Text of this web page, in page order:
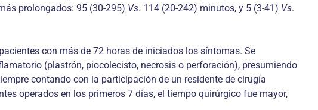
prolongados: 95 (30-295) Vs. 114 (20-242) minutos, y 5 (3-41) Vs.
con más de 72 horas de iniciados los síntomas. Se
(plastrón, piocolecisto, necrosis o perfora­ción), presumiendo
contando con la participación de un residente de cirugía
operados en los primeros 7 días, el tiempo quirúrgico fue mayor,